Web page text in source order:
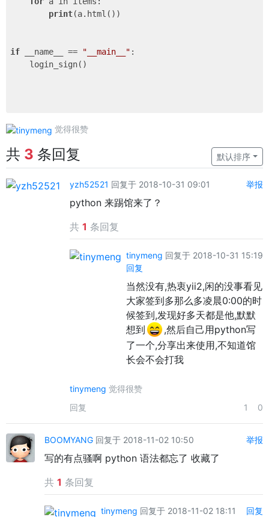
print(a.html())
if __name__ == "__main__" :
    login_sign()
觉得很赞
共 3 条回复 默认排序
yzh52521 回复于 2018-10-31 09:01 举报
python 来踢馆来了？
共 1 条回复
tinymeng 回复于 2018-10-31 15:19
回复
当然没有,热衷yii2,闲的没事看见
大家签到多那么多凌晨0:00的时
候签到,发现好多天都是他,默默
想到
,然后自己用python写
了一个,分享出来使用,不知道馆
长会不会打我
tinymeng 觉得很赞
回复
1 0
BOOMYANG 回复于 2018-11-02 10:50 举报
写的有点骚啊 python 语法都忘了 收藏了
共 1 条回复
tinymeng 回复于 2018-11-02 18:11 回复